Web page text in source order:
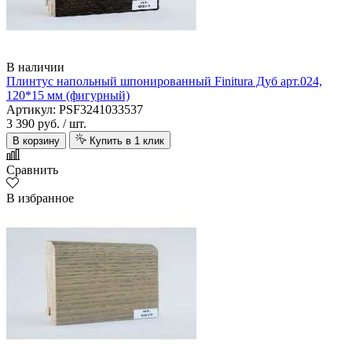
В наличии
Плинтус напольный шпонированный Finitura Дуб арт.024,
120*15 мм (фигурный)
Артикул: PSF3241033537
3 390 руб. / шт.
В корзину Купить в 1 клик
Сравнить
В избранное